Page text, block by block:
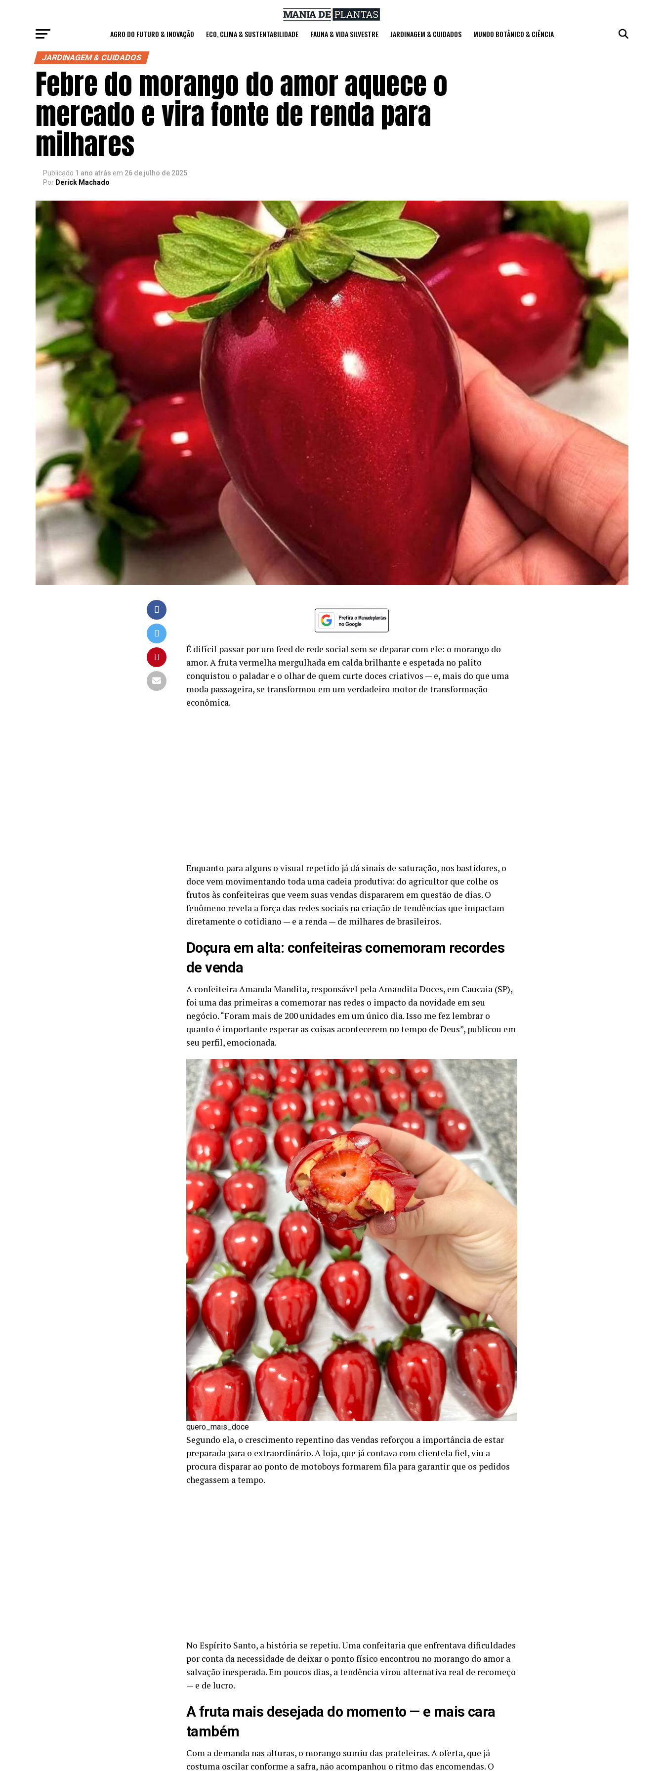
AGRO DO FUTURO & INOVAÇÃO ECO, CLIMA & SUSTENTABILIDADE FAUNA & VIDA SILVESTRE JARDINAGEM & CUIDADOS MUNDO BOTÂNICO & CIÊNCIA
JARDINAGEM & CUIDADOS
Febre do morango do amor aquece o
mercado e vira fonte de renda para
milhares
Publicado 1 ano atrás em 26 de julho de 2025
Por Derick Machado
É difícil passar por um feed de rede social sem se deparar com ele: o morango do
amor. A fruta vermelha mergulhada em calda brilhante e espetada no palito
conquistou o paladar e o olhar de quem curte doces criativos — e, mais do que uma
moda passageira, se transformou em um verdadeiro motor de transformação
econômica.
Enquanto para alguns o visual repetido já dá sinais de saturação, nos bastidores, o
doce vem movimentando toda uma cadeia produtiva: do agricultor que colhe os
frutos às confeiteiras que veem suas vendas dispararem em questão de dias. O
fenômeno revela a força das redes sociais na criação de tendências que impactam
diretamente o cotidiano — e a renda — de milhares de brasileiros.
Doçura em alta: confeiteiras comemoram recordes
de venda
A confeiteira Amanda Mandita, responsável pela Amandita Doces, em Caucaia (SP),
foi uma das primeiras a comemorar nas redes o impacto da novidade em seu
negócio. “Foram mais de 200 unidades em um único dia. Isso me fez lembrar o
quanto é importante esperar as coisas acontecerem no tempo de Deus”, publicou em
seu perfil, emocionada.
quero_mais_doce
Segundo ela, o crescimento repentino das vendas reforçou a importância de estar
preparada para o extraordinário. A loja, que já contava com clientela fiel, viu a
procura disparar ao ponto de motoboys formarem fila para garantir que os pedidos
chegassem a tempo.
No Espírito Santo, a história se repetiu. Uma confeitaria que enfrentava dificuldades
por conta da necessidade de deixar o ponto físico encontrou no morango do amor a
salvação inesperada. Em poucos dias, a tendência virou alternativa real de recomeço
— e de lucro.
A fruta mais desejada do momento — e mais cara
também
Com a demanda nas alturas, o morango sumiu das prateleiras. A oferta, que já
costuma oscilar conforme a safra, não acompanhou o ritmo das encomendas. O